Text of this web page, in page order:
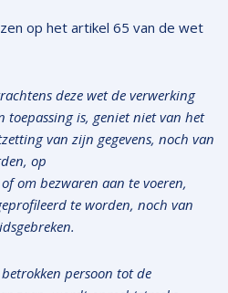
op het artikel 65 van de wet
deze wet de verwerking
toepassing is, geniet niet van het
van zijn gegevens, noch van
op
om bezwaren aan te voeren,
te worden, noch van
persoon tot de